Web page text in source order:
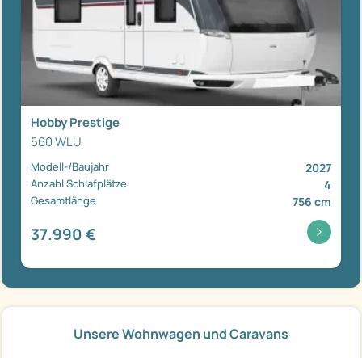
Hobby Prestige
560 WLU
Modell-/Baujahr 2027
Anzahl Schlafplätze 4
Gesamtlänge 756 cm
37.990 €
Unsere Wohnwagen und Caravans